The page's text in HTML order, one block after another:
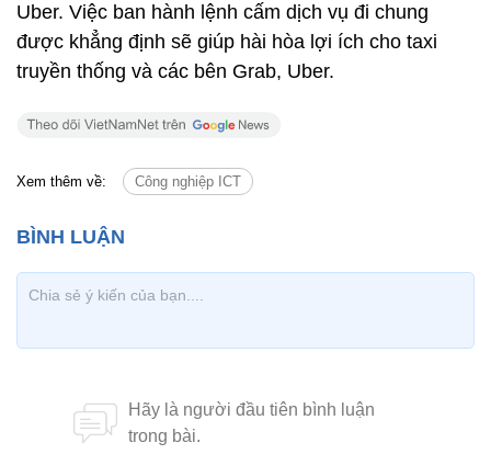
Uber. Việc ban hành lệnh cấm dịch vụ đi chung
được khẳng định sẽ giúp hài hòa lợi ích cho taxi
truyền thống và các bên Grab, Uber.
Xem thêm về: Công nghiệp ICT